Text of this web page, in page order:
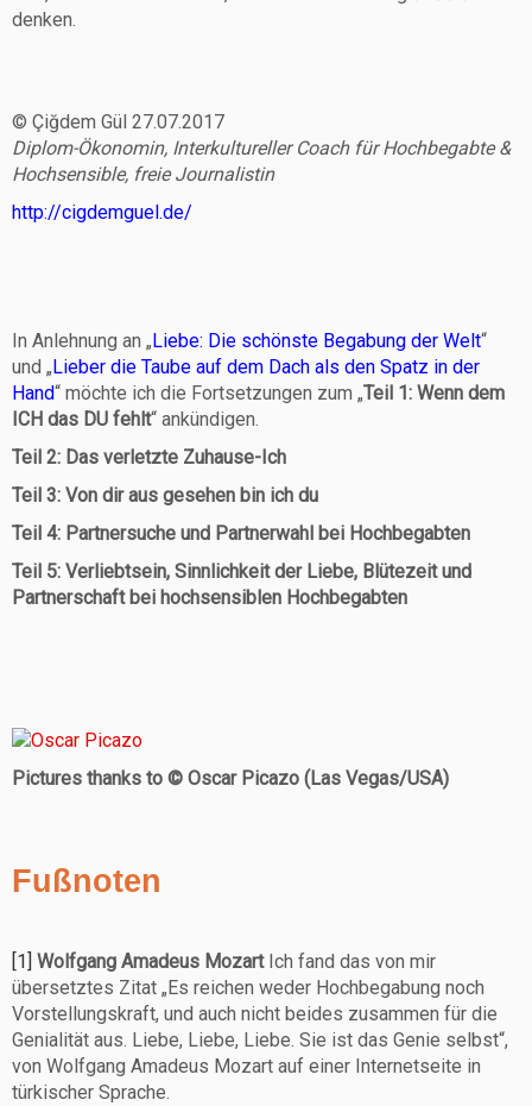
denken.
© Çiğdem Gül 27.07.2017
Diplom-Ökonomin, Interkultureller Coach für Hochbegabte &
Hochsensible, freie Journalistin
http://cigdemguel.de/
In Anlehnung an „Liebe: Die schönste Begabung der Welt“
und „Lieber die Taube auf dem Dach als den Spatz in der
Hand“ möchte ich die Fortsetzungen zum „Teil 1: Wenn dem
ICH das DU fehlt“ ankündigen.
Teil 2: Das verletzte Zuhause-Ich
Teil 3: Von dir aus gesehen bin ich du
Teil 4: Partnersuche und Partnerwahl bei Hochbegabten
Teil 5: Verliebtsein, Sinnlichkeit der Liebe, Blütezeit und
Partnerschaft bei hochsensiblen Hochbegabten
Pictures thanks to © Oscar Picazo (Las Vegas/USA)
Fußnoten
[1] Wolfgang Amadeus MozartIch fand das von mir
übersetztes Zitat „Es reichen weder Hochbegabung noch
Vorstellungskraft, und auch nicht beides zusammen für die
Genialität aus. Liebe, Liebe, Liebe. Sie ist das Genie selbst“,
von Wolfgang Amadeus Mozart auf einer Internetseite in
türkischer Sprache.